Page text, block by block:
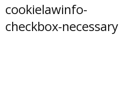
cookielawinfo-
checkbox-necessary